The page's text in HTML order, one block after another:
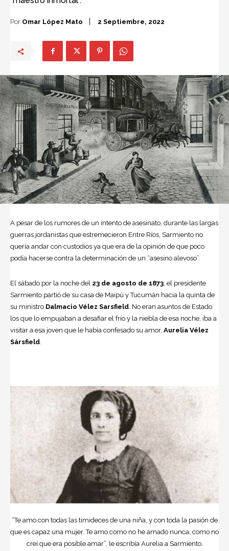
Por Omar López Mato 2 Septiembre, 2022
A pesar de los rumores de un intento de asesinato, durante las largas
guerras jordanistas que estremecieron Entre Ríos, Sarmiento no
quería andar con custodios ya que era de la opinión de que poco
podía hacerse contra la determinación de un “asesino alevoso”.
El sábado por la noche del 23 de agosto de 1873, el presidente
Sarmiento partió de su casa de Maipú y Tucumán hacia la quinta de
su ministro Dalmacio Vélez Sarsfield. No eran asuntos de Estado
los que lo empujaban a desafiar el frío y la niebla de esa noche, iba a
visitar a esa joven que le había confesado su amor, Aurelia Vélez
Sársfield.
“Te amo con todas las timideces de una niña, y con toda la pasión de
que es capaz una mujer. Te amo como no he amado nunca, como no
creí que era posible amar”, le escribía Aurelia a Sarmiento.